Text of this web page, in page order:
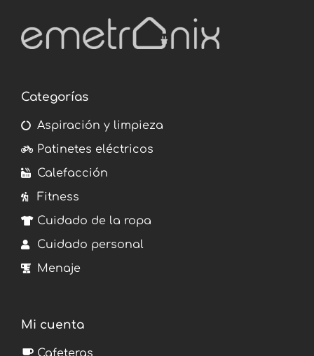
Categorías
Aspiración y limpieza
Patinetes eléctricos
Calefacción
Fitness
Cuidado de la ropa
Cuidado personal
Menaje
Mi cuenta
Cafeteras